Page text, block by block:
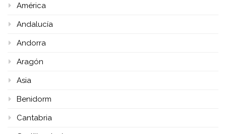
América
Andalucía
Andorra
Aragón
Asia
Benidorm
Cantabria